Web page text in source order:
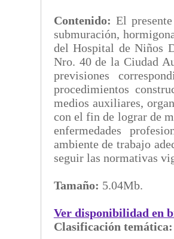
Contenido: El
submuración,
del Hospital de Niños
Nro. 40 de la Ciudad
previsiones
procedimientos
medios auxiliares,
con el fin de lograr de
enfermedades
ambiente de trabajo
seguir las normativas
Tamaño: 5.04Mb.
Ver disponibilidad en
Clasificación